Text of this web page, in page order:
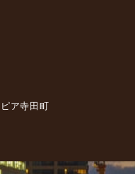
ア寺田町